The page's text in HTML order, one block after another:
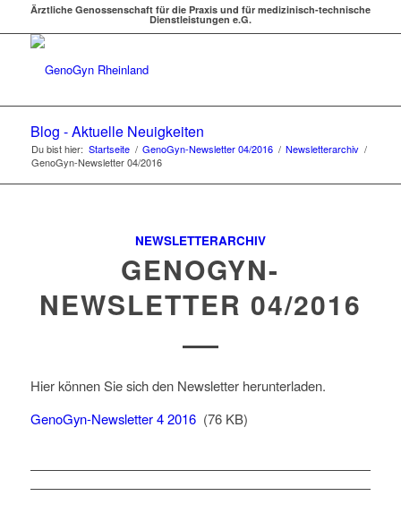
Ärztliche Genossenschaft für die Praxis und für medizinisch-technische
Dienstleistungen e.G.
Blog - Aktuelle Neuigkeiten
Du bist hier: Startseite / GenoGyn-Newsletter 04/2016 / Newsletterarchiv /
GenoGyn-Newsletter 04/2016
NEWSLETTERARCHIV
GENOGYN-
NEWSLETTER 04/2016
­Hier können Sie sich den Newsletter herunterladen.
GenoGyn-Newsletter 4 2016(76 KB)